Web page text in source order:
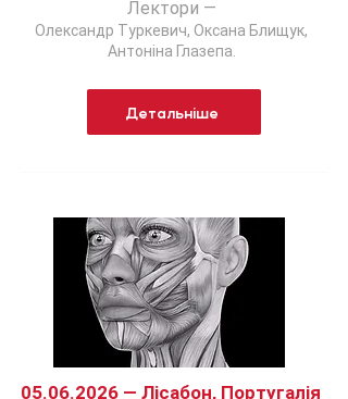
Лектори —
Олександр Туркевич, Оксана Блищук,
Антоніна Глазепа.
Детальніше
05.06.2026 — Лісабон, Португалія